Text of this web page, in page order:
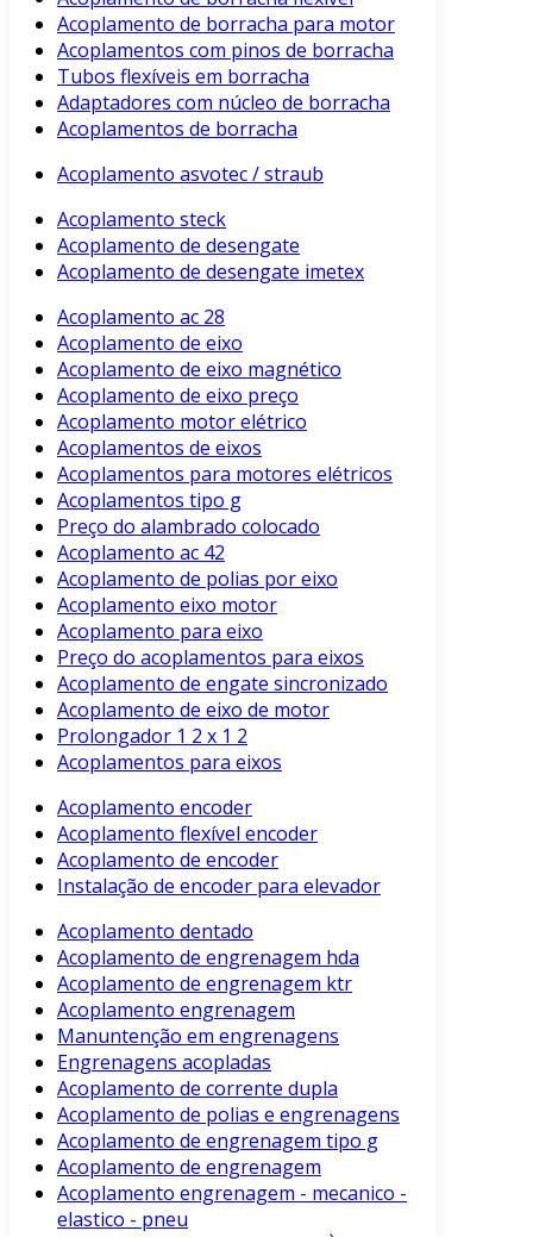
Acoplamento de borracha para motor
Acoplamentos com pinos de borracha
Tubos flexíveis em borracha
Adaptadores com núcleo de borracha
Acoplamentos de borracha
Acoplamento asvotec / straub
Acoplamento steck
Acoplamento de desengate
Acoplamento de desengate imetex
Acoplamento ac 28
Acoplamento de eixo
Acoplamento de eixo magnético
Acoplamento de eixo preço
Acoplamento motor elétrico
Acoplamentos de eixos
Acoplamentos para motores elétricos
Acoplamentos tipo g
Preço do alambrado colocado
Acoplamento ac 42
Acoplamento de polias por eixo
Acoplamento eixo motor
Acoplamento para eixo
Preço do acoplamentos para eixos
Acoplamento de engate sincronizado
Acoplamento de eixo de motor
Prolongador 1 2 x 1 2
Acoplamentos para eixos
Acoplamento encoder
Acoplamento flexível encoder
Acoplamento de encoder
Instalação de encoder para elevador
Acoplamento dentado
Acoplamento de engrenagem hda
Acoplamento de engrenagem ktr
Acoplamento engrenagem
Manuntenção em engrenagens
Engrenagens acopladas
Acoplamento de corrente dupla
Acoplamento de polias e engrenagens
Acoplamento de engrenagem tipo g
Acoplamento de engrenagem
Acoplamento engrenagem - mecanico -
elastico - pneu